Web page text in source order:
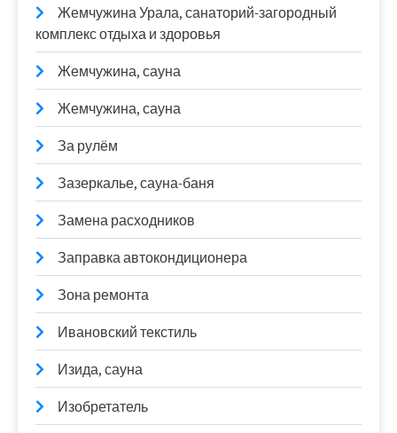
Жемчужина Урала, санаторий-загородный
комплекс отдыха и здоровья
Жемчужина, сауна
Жемчужина, сауна
За рулём
Зазеркалье, сауна-баня
Замена расходников
Заправка автокондиционера
Зона ремонта
Ивановский текстиль
Изида, сауна
Изобретатель